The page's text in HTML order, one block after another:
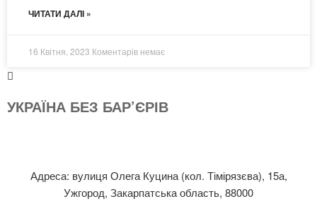
ЧИТАТИ ДАЛІ »
16 Квітня, 2023 Коментарів немає
УКРАЇНА БЕЗ БАР’ЄРІВ
Адреса: вулиця Олега Куцина (кол. Тімірязєва), 15а,
Ужгород, Закарпатська область, 88000